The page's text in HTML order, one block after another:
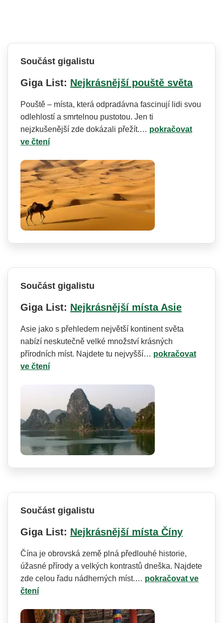
Součást gigalistu
Giga List: Nejkrásnější pouště světa
Pouště – místa, která odpradávna fascinují lidi svou
odlehlostí a smrtelnou pustotou. Jen ti
nejzkušenější zde dokázali přežít.… pokračovat
ve čtení
Součást gigalistu
Giga List: Nejkrásnější místa Asie
Asie jako s přehledem největší kontinent světa
nabízí neskutečně velké množství krásných
přírodních míst. Najdete tu nejvyšší… pokračovat
ve čtení
Součást gigalistu
Giga List: Nejkrásnější místa Číny
Čína je obrovská země plná předlouhé historie,
úžasné přírody a velkých kontrastů dneška. Najdete
zde celou řadu nádherných míst.… pokračovat ve
čtení